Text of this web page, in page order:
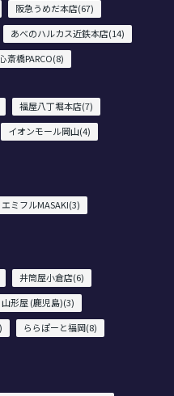
阪急うめだ本店(67)
あべのハルカス近鉄本店(14)
斎橋PARCO(8)
福屋八丁堀本店(7)
イオンモール岡山(4)
エミフルMASAKI(3)
井筒屋小倉店(6)
山形屋 (鹿児島)(3)
ららぽーと福岡(8)